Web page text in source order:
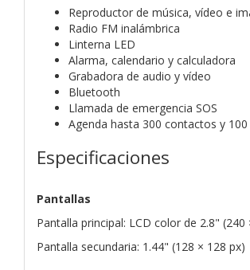
Reproductor de música, vídeo e
Radio FM inalámbrica
Linterna LED
Alarma, calendario y calculadora
Grabadora de audio y vídeo
Bluetooth
Llamada de emergencia SOS
Agenda hasta 300 contactos y 100
Especificaciones
Pantallas
Pantalla principal: LCD color de 2.8" (240
Pantalla secundaria: 1.44" (128 × 128 px)